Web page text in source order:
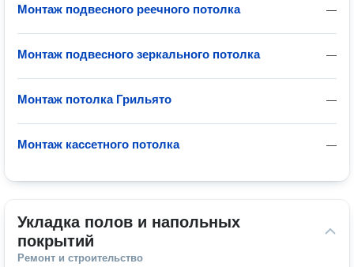
—
Монтаж подвесного реечного потолка
—
Монтаж подвесного зеркального потолка
—
Монтаж потолка Грильято
—
Монтаж кассетного потолка
Укладка полов и напольных
покрытий
Ремонт и строительство